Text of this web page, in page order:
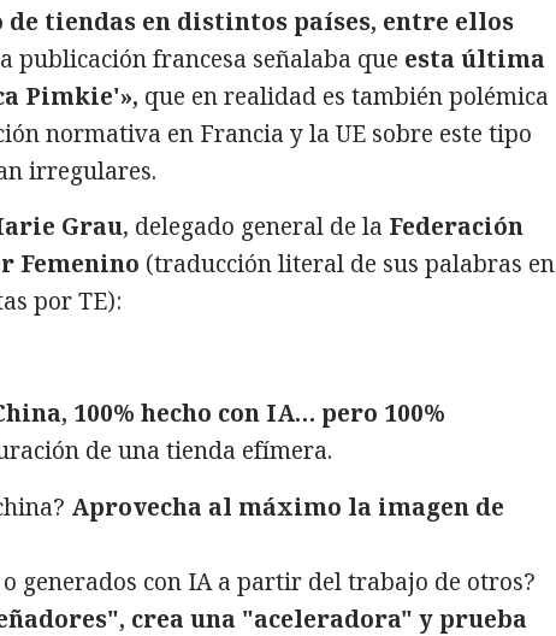
tiendas en distintos países, entre ellos
publicación francesa señalaba que esta última
Pimkie'», que en realidad es también polémica
normativa en Francia y la UE sobre este tipo
irregulares.
Grau, delegado general de la Federación
Femenino (traducción literal de sus palabras en
por TE):
100% hecho con IA… pero 100%
de una tienda efímera.
Aprovecha al máximo la imagen de
o generados con IA a partir del trabajo de otros?
crea una "aceleradora" y prueba